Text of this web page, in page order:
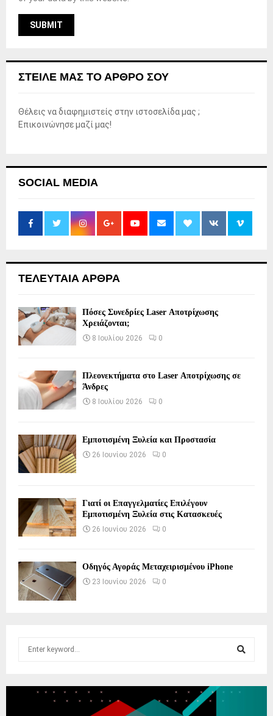
ΣΤΕΊΛΕ ΜΑΣ ΤΟ ΆΡΘΡΟ ΣΟΥ
Θέλεις να διαφημιστείς στην ιστοσελίδα μας ;
Επικοινώνησε μαζί μας!
SOCIAL MEDIA
ΤΕΛΕΥΤΑΙΑ ΑΡΘΡΑ
Πόσες Συνεδρίες Laser Αποτρίχωσης
Χρειάζονται;
8 Ιουλίου 2026 0
Πλεονεκτήματα στο Laser Αποτρίχωσης σε
Άνδρες
8 Ιουλίου 2026 0
Εμποτισμένη Ξυλεία και Προστασία
26 Ιουνίου 2026 0
Γιατί οι Επαγγελματίες Επιλέγουν
Εμποτισμένη Ξυλεία στις Κατασκευές
26 Ιουνίου 2026 0
Οδηγός Αγοράς Μεταχειρισμένου iPhone
23 Ιουνίου 2026 0